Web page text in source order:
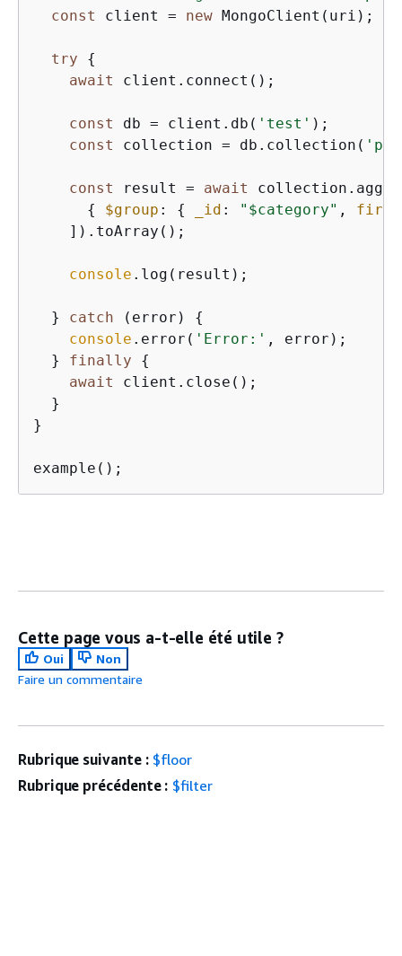
const
client = new MongoClient(uri);
try
{
await
client.connect();
const db = client.db( 'test' );
const
collection = db.collection(
const result = await
{
$group : { _id : "$category" ,
    ]).toArray();
console .log(result);
  }
catch (error) {
console .error( 'Error:' , error);
  }
finally
{
await
client.close();
  }
}
example();
Cette page vous a-t-elle été utile ?
Oui
Non
Faire un commentaire
Rubrique suivante : $floor
Rubrique précédente : $filter